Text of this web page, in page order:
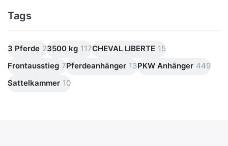
Tags
3 Pferde 23500 kg 117CHEVAL LIBERTE 15
Frontausstieg 7Pferdeanhänger 13PKW Anhänger 449
Sattelkammer 10